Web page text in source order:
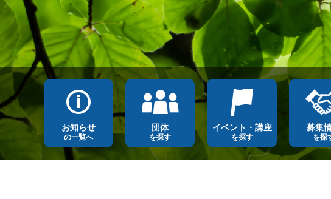
お知らせ
の一覧へ
団体
を探す
イベント・講座
を探す
募集
を探